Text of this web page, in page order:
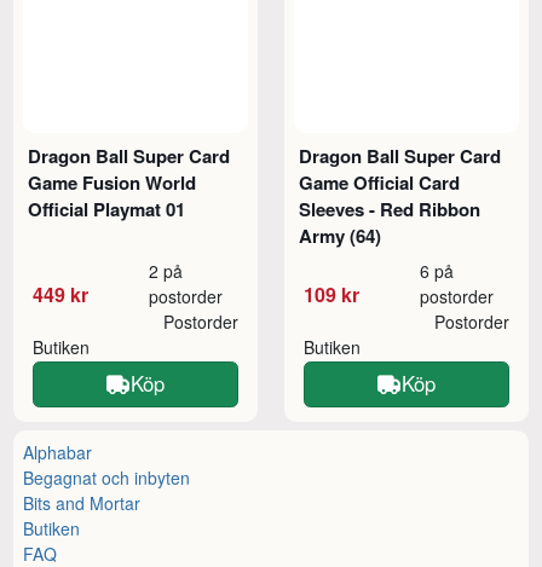
Dragon Ball Super Card
Game Fusion World
Official Playmat 01
449 kr
2 på
postorder
Butiken
Postorder
Köp
Dragon Ball Super Card
Game Official Card
Sleeves - Red Ribbon
Army (64)
109 kr
6 på
postorder
Butiken
Postorder
Köp
Alphabar
Begagnat och inbyten
Bits and Mortar
Butiken
FAQ